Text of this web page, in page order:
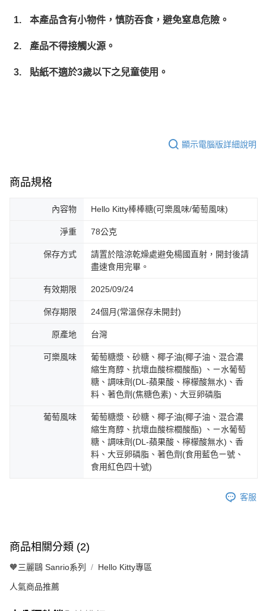
本產品含有小物件，慎防吞食，避免窒息危險。
產品不得接觸火源。
貼紙不適於3歲以下之兒童使用。
顯示電腦版詳細說明
商品規格
內容物 Hello Kitty棒棒糖(可樂風味/葡萄風味)
淨重 78公克
保存方式
請置於陰涼乾燥處避免楊國直射，開封後請
盡速食用完畢。
有效期限 2025/09/24
保存期限 24個月(常溫保存未開封)
原產地 台灣
可樂風味
葡萄糖漿、砂糖、椰子油(椰子油、混合濃
縮生育醇、抗壞血酸棕櫚酸酯) 、ㄧ水葡萄
糖、調味劑(DL-蘋果酸、檸檬酸無水)、香
料、著色劑(焦糖色素)、大豆卵磷脂
葡萄風味
葡萄糖漿、砂糖、椰子油(椰子油、混合濃
縮生育醇、抗壞血酸棕櫚酸酯) 、ㄧ水葡萄
糖、調味劑(DL-蘋果酸、檸檬酸無水)、香
料、大豆卵磷脂、著色劑(食用藍色ㄧ號、
食用紅色四十號)
客服
商品相關分類 (2)
🧡三麗鷗 Sanrio系列 Hello Kitty專區
人氣商品推薦